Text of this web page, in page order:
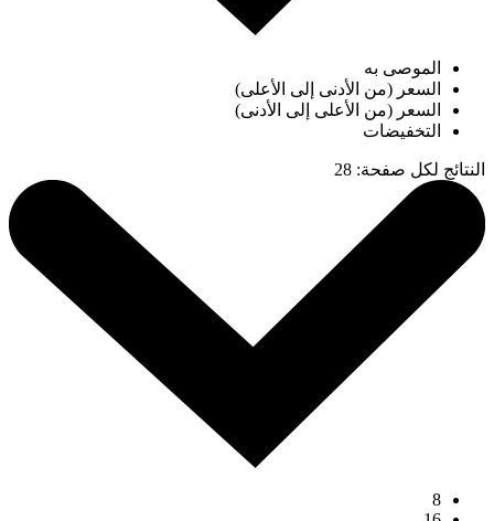
الموصى به
السعر (من الأدنى إلى الأعلى)
السعر (من الأعلى إلى الأدنى)
التخفيضات
النتائج لكل صفحة:
28
8